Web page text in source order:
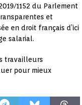
1152 du Parlement
et
en droit français d’ici
salarial.
travailleurs
pour mieux